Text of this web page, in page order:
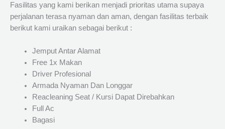
Fasilitas yang kami berikan menjadi prioritas utama supaya
perjalanan terasa nyaman dan aman, dengan fasilitas terbaik
berikut kami uraikan sebagai berikut :
Jemput Antar Alamat
Free 1x Makan
Driver Profesional
Armada Nyaman Dan Longgar
Reacleaning Seat / Kursi Dapat Direbahkan
Full Ac
Bagasi